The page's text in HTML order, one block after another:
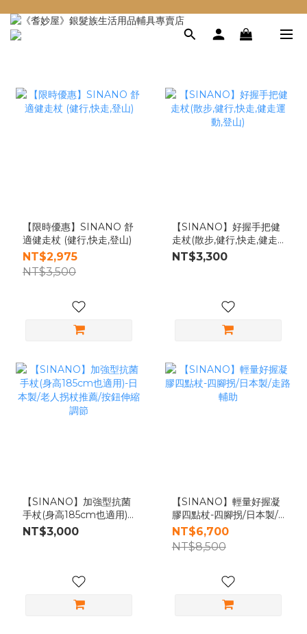
【限時優惠】SINANO 舒
適健走杖 (健行,快走,登山)
NT$2,975
NT$3,500
【SINANO】好握手把健
走杖(散步,健行,快走,健走
運動,登山)
NT$3,300
【SINANO】加強型抗菌
手杖(身高185cm也適用)-
日本製/老人拐杖推薦/按鈕
伸縮調節
NT$3,000
【SINANO】輕量好握凝
膠四點杖-四腳拐/日本製/
走路輔助
NT$6,700
NT$8,500